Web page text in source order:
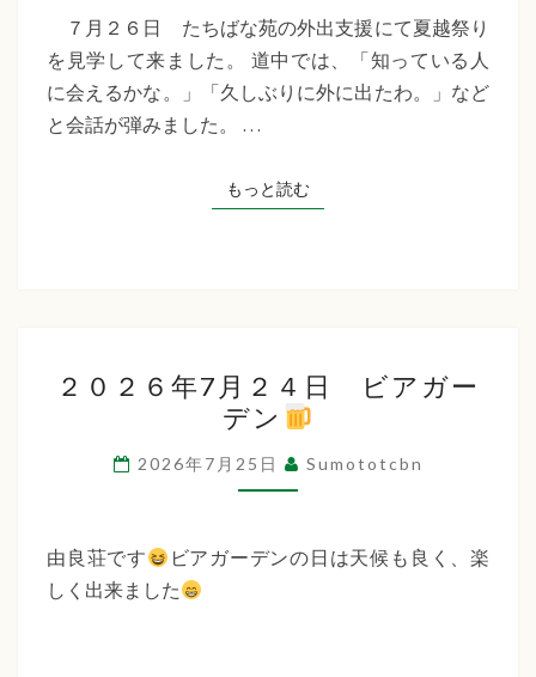
『夏
越
祭
物』
７月２６日 たちばな苑の外出支援にて夏越祭り
を見学して来ました。 道中では、「知っている人
に会えるかな。」「久しぶりに外に出たわ。」など
と会話が弾みました。 …
もっと読むもっと読む
０
２
６
年
月
２０２６年7月２４日 ビアガー
デン
2026年7月25日 Sumototcbn
由良荘です
ビアガーデンの日は天候も良く、楽
しく出来ました